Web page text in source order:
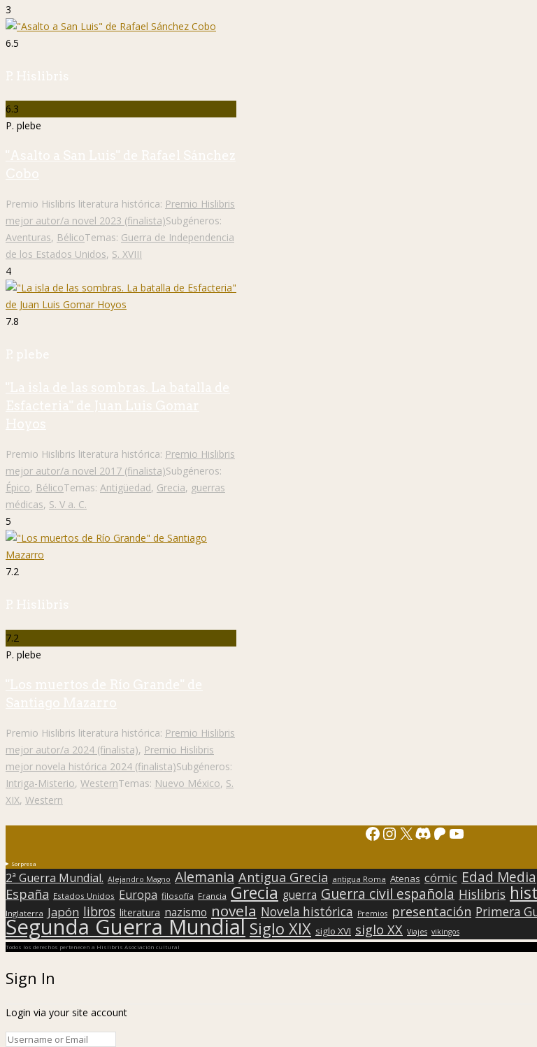
3
6.5
P. Hislibris
6.3
P. plebe
"Asalto a San Luis" de Rafael Sánchez
Cobo
Premio Hislibris literatura histórica: Premio Hislibris
mejor autor/a novel 2023 (finalista)Subgéneros:
Aventuras, BélicoTemas: Guerra de Independencia
de los Estados Unidos, S. XVIII
4
7.8
P. plebe
"La isla de las sombras. La batalla de
Esfacteria" de Juan Luis Gomar
Hoyos
Premio Hislibris literatura histórica: Premio Hislibris
mejor autor/a novel 2017 (finalista)Subgéneros:
Épico, BélicoTemas: Antigüedad, Grecia, guerras
médicas, S. V a. C.
5
7.2
P. Hislibris
7.2
P. plebe
"Los muertos de Río Grande" de
Santiago Mazarro
Premio Hislibris literatura histórica: Premio Hislibris
mejor autor/a 2024 (finalista), Premio Hislibris
mejor novela histórica 2024 (finalista)Subgéneros:
Intriga-Misterio, WesternTemas: Nuevo México, S.
XIX, Western
Facebook
Instagram
X Discord
Patreon
YouTube
Sorpresa
2ª Guerra Mundial. Alejandro Magno Alemania Antigua Grecia antigua Roma Atenas cómic Edad Media
España Estados Unidos Europa filosofía Francia Grecia guerra Guerra civil española Hislibris
Inglaterra Japón libros literatura nazismo novela Novela histórica Premios presentación Primera
Segunda Guerra Mundial Siglo XIX siglo XVI siglo XX Viajes vikingos
Todos los derechos pertenecen a Hislibris Asociación cultural
Sign In
Login via your site account